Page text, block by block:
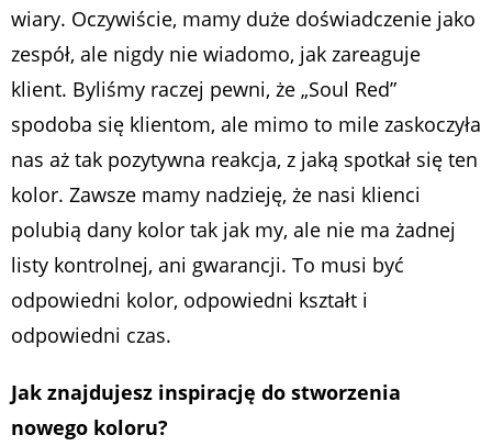
wiary. Oczywiście, mamy duże doświadczenie jako
zespół, ale nigdy nie wiadomo, jak zareaguje
klient. Byliśmy raczej pewni, że „Soul Red”
spodoba się klientom, ale mimo to mile zaskoczyła
nas aż tak pozytywna reakcja, z jaką spotkał się ten
kolor. Zawsze mamy nadzieję, że nasi klienci
polubią dany kolor tak jak my, ale nie ma żadnej
listy kontrolnej, ani gwarancji. To musi być
odpowiedni kolor, odpowiedni kształt i
odpowiedni czas.
Jak znajdujesz inspirację do stworzenia
nowego koloru?